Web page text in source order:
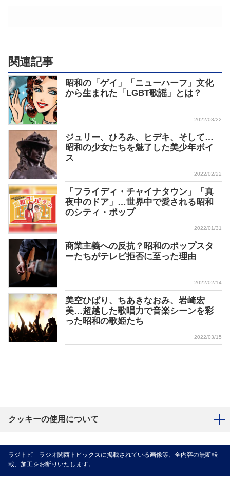
関連記事
昭和の「ゲイ」「ニューハーフ」文化
から生まれた「LGBT歌謡」とは？
2022/03/22
ジュリー、ひろみ、ヒデキ、そして…
昭和の少女たちを魅了した美少年ボイ
ス
2022/02/22
「フライディ・チャイナタウン」「真
夜中のドア」…世界中で愛される昭和
のシティ・ポップ
2022/01/31
商業主義への反抗？昭和のポップスタ
ーたちがテレビ拒否に至った理由
2022/02/14
美空ひばり、ちあきなおみ、岩崎宏
美…超越した歌唱力で音楽シーンを彩
った昭和の歌姫たち
2022/03/15
クッキーの使用について
ラジトピ ラジオ関西トピックスに掲載されている画像等、全内容の無断転
載、加工をお断りいたします。